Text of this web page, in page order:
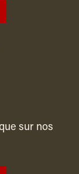
sur nos